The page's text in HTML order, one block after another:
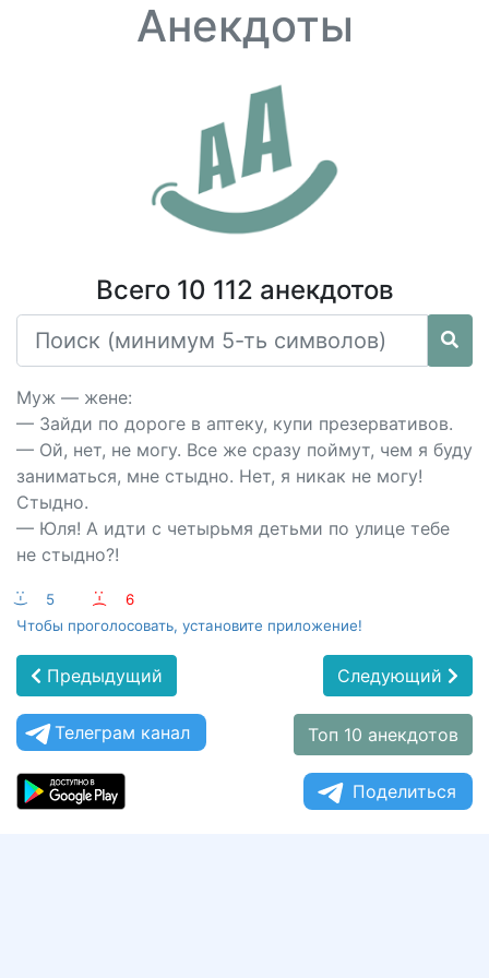
Анекдоты
Всего 10 112 анекдотов
Муж — жене:
— Зайди по дороге в аптеку, купи презервативов.
— Ой, нет, не могу. Все же сразу поймут, чем я буду
заниматься, мне стыдно. Нет, я никак не могу!
Стыдно.
— Юля! А идти с четырьмя детьми по улице тебе
не стыдно?!
:-) 5 :-(
6
Чтобы проголосовать, установите приложение!
Предыдущий Следующий
Телеграм канал Топ 10 анекдотов
Поделиться